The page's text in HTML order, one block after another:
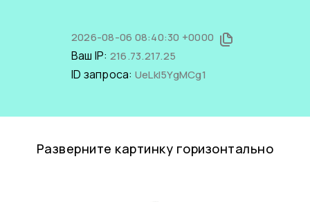
2026-08-06 08:40:30 +0000
Ваш IP: 216.73.217.25
ID запроса: UeLkI5YgMCg1
Разверните картинку горизонтально